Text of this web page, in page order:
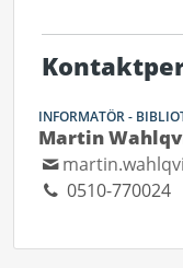
INFORMATÖR -
Martin
0510-770024